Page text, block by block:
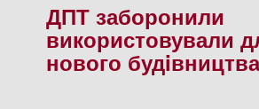
ДПТ заборонили
використовували
нового будiвництва